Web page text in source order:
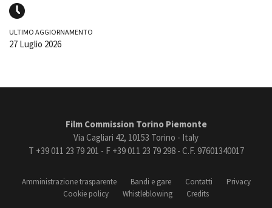
ULTIMO AGGIORNAMENTO
27 Luglio 2026
Film Commission Torino Piemonte
Via Cagliari 42, 10153 Torino - Italy
T +39 011 23 79 201 - F +39 011 23 79 298 - C.F. 97601340017
Amministrazione trasparente Bandi e gare Contatti
Privacy
Cookie policy
Whistleblowing Credits